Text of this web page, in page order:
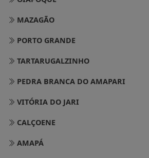
MAZAGÃO
PORTO GRANDE
TARTARUGALZINHO
PEDRA BRANCA DO AMAPARI
VITÓRIA DO JARI
CALÇOENE
AMAPÁ